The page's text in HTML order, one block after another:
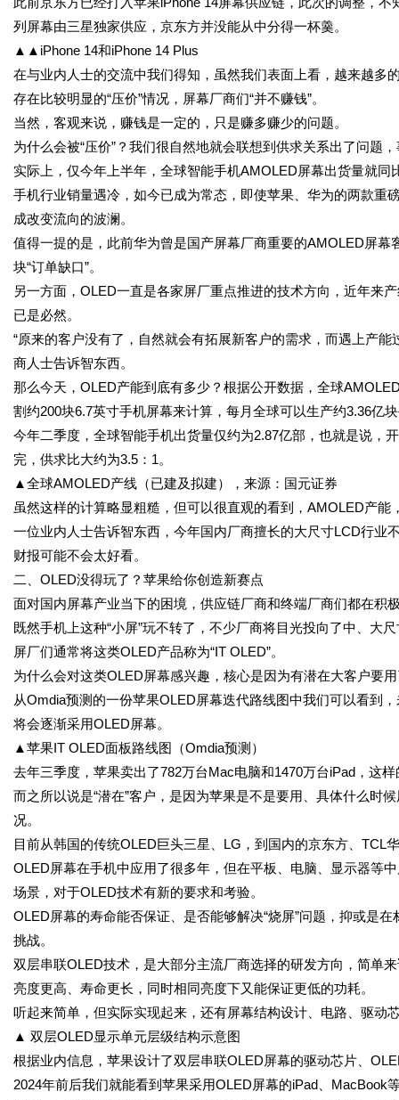
列屏幕由三星独家供应，京东方并没能从中分得一杯羹。
▲▲iPhone 14和iPhone 14 Plus
在与业内人士的交流中我们得知，虽然我们表面上看，越来越
存在比较明显的“压价”情况，屏幕厂商们“并不赚钱”。
当然，客观来说，赚钱是一定的，只是赚多赚少的问题。
为什么会被“压价”？我们很自然地就会联想到供求关系出了问题
实际上，仅今年上半年，全球智能手机AMOLED屏幕出货量就同
手机行业销量遇冷，如今已成为常态，即使苹果、华为的两款重
成改变流向的波澜。
值得一提的是，此前华为曾是国产屏幕厂商重要的AMOLED屏
块“订单缺口”。
另一方面，OLED一直是各家屏厂重点推进的技术方向，近年来
已是必然。
“原来的客户没有了，自然就会有拓展新客户的需求，而遇上产
商人士告诉智东西。
那么今天，OLED产能到底有多少？根据公开数据，全球
割约200块6.7英寸手机屏幕来计算，每月全球可以生产约3.36亿
今年二季度，全球智能手机出货量仅约为2.87亿部，也就是说，
完，供求比大约为3.5：1。
▲全球AMOLED产线（已建及拟建），来源：国元证券
虽然这样的计算略显粗糙，但可以很直观的看到，AMOLED产能
一位业内人士告诉智东西，今年国内厂商擅长的大尺寸LCD行业
财报可能不会太好看。
二、OLED没得玩了？苹果给你创造新赛点
面对国内屏幕产业当下的困境，供应链厂商和终端厂商们都在积
既然手机上这种“小屏”玩不转了，不少厂商将目光投向了中、大
屏厂们通常将这类OLED产品称为“IT OLED”。
为什么会对这类OLED屏幕感兴趣，核心是因为有潜在大客户要
从Omdia预测的一份苹果OLED屏幕迭代路线图中我们可以看到
将会逐渐采用OLED屏幕。
▲苹果IT OLED面板路线图（Omdia预测）
去年三季度，苹果卖出了782万台Mac电脑和1470万台iPad，这
而之所以说是“潜在”客户，是因为苹果是不是要用、具体什么时
况。
目前从韩国的传统OLED巨头三星、LG，到国内的京东方、TCL
OLED屏幕在手机中应用了很多年，但在平板、电脑、显示器等
场景，对于OLED技术有新的要求和考验。
OLED屏幕的寿命能否保证、是否能够解决“烧屏”问题，抑或是
挑战。
双层串联OLED技术，是大部分主流厂商选择的研发方向，简单
亮度更高、寿命更长，同时相同亮度下又能保证更低的功耗。
听起来简单，但实际实现起来，还有屏幕结构设计、电路、驱动
▲ 双层OLED显示单元层级结构示意图
根据业内信息，苹果设计了双层串联OLED屏幕的驱动芯片、
2024年前后我们就能看到苹果采用OLED屏幕的iPad、MacBook